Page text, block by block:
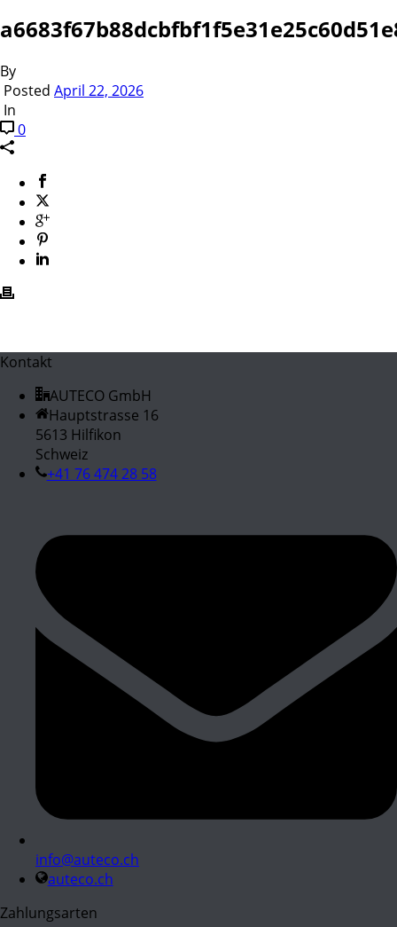
By
Posted April 22, 2026
In
0
Kontakt
AUTECO GmbH
Hauptstrasse 16
5613 Hilfikon
Schweiz
+41 76 474 28 58
info@auteco.ch
auteco.ch
Zahlungsarten